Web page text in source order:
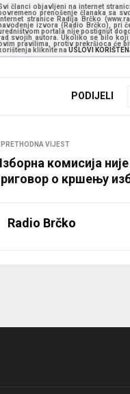
članci objavljeni na internet
prenošenje članaka sa
stranice Radija Brčko
izvora (Radio Brčko), pri
portala nije postignut
svojih autora. Ukoliko se bilo koji
pravilima, protiv prekršioca će
korištenja kliknite na USLOVI
PODIJELI
PRETHODNA VIJEST
комисија
о кршењу
Radio Brčko